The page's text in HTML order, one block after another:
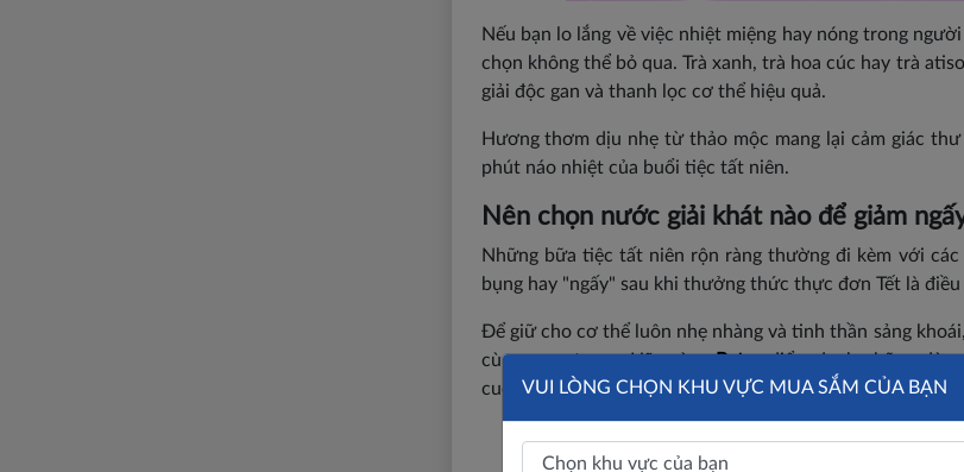
Nếu bạn lo lắng về việc nhiệt miệng hay nóng trong
chọn không thể bỏ qua. Trà xanh, trà hoa cúc hay trà
giải độc gan và thanh lọc cơ thể hiệu quả.
Hương thơm dịu nhẹ từ thảo mộc mang lại cảm giác
phút náo nhiệt của buổi tiệc tất niên.
Nên chọn nước giải khát nào để giảm
Những bữa tiệc tất niên rộn ràng thường đi kèm với
bụng hay "ngấy" sau khi thưởng thức thực đơn Tết là
Để giữ cho cơ thể luôn nhẹ nhàng và tinh thần sảng
cùng quan trọng. Hãy cùngBatosđiểm danh những
cuộc vui của bạn luôn trọn vẹn.
VUI LÒNG CHỌN KHU VỰC MUA SẮM CỦA BẠN